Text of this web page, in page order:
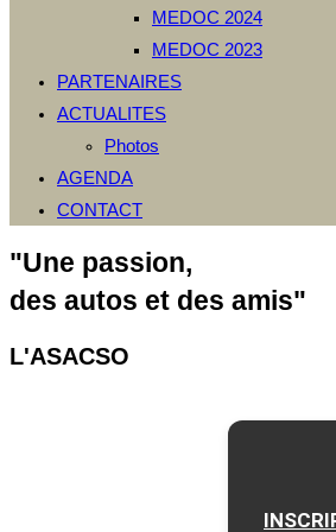
MEDOC 2024
MEDOC 2023
PARTENAIRES
ACTUALITES
Photos
AGENDA
CONTACT
"Une passion,
des autos et des amis"
L'ASACSO